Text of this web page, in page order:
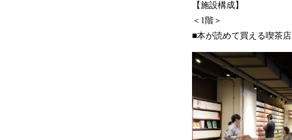
【施設構成】
＜1階＞
■本が読めて買える喫茶店